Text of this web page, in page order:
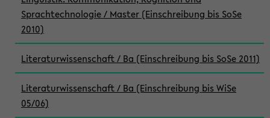
Sprachtechnologie / Master (Einschreibung bis SoSe
2010)
Literaturwissenschaft / Ba (Einschreibung bis SoSe 2011)
Literaturwissenschaft / Ba (Einschreibung bis WiSe
05/06)